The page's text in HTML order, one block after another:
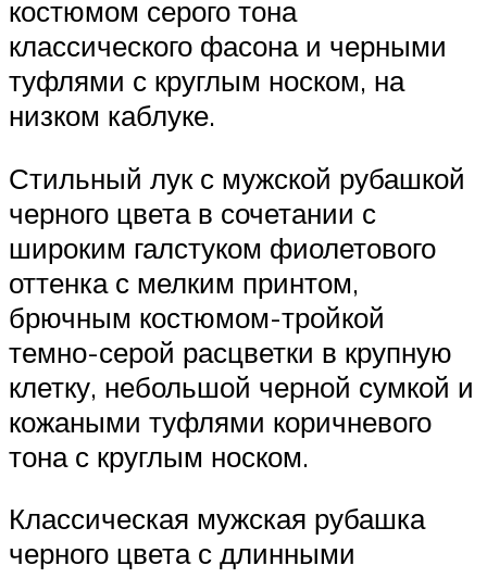
костюмом серого тона
классического фасона и черными
туфлями с круглым носком, на
низком каблуке.
Стильный лук с мужской рубашкой
черного цвета в сочетании с
широким галстуком фиолетового
оттенка с мелким принтом,
брючным костюмом-тройкой
темно-серой расцветки в крупную
клетку, небольшой черной сумкой и
кожаными туфлями коричневого
тона с круглым носком.
Классическая мужская рубашка
черного цвета с длинными